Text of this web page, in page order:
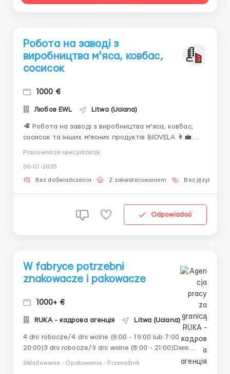
Робота на заводі з
виробництва м'яса, ковбас,
сосисок
1000 €
Любов EWL Litwa (Uciana)
🥩 Робота на заводі з виробництва м'яса, ковбас,
сосисок та інших м'ясних продуктів BIOVELA 👩‍💼
додаткові години 🏠 Проживання Безкоштовно,
кімнати по 2-3 особи Житло в пішій доступності...
Pracownicze specjalizacje
06-01-2025
Bez doświadczenia Z zakwaterowaniem Bez języka
Odpowiadać
W fabryce potrzebni
znakowacze i pakowacze
1000+ €
RUKA - кадрова агенція Litwa (Uciana)
4 dni robocze/4 dni wolne (6:00 - 19:00 lub 7:00 -
20:00)3 dni robocze/3 dni wolne (8:00 - 21:00)Dwie
zmiany/2 nocne zmiany/2 dni wolne (7:00 - 20:00 i
Składowanie - Opakowania - Przenośnik